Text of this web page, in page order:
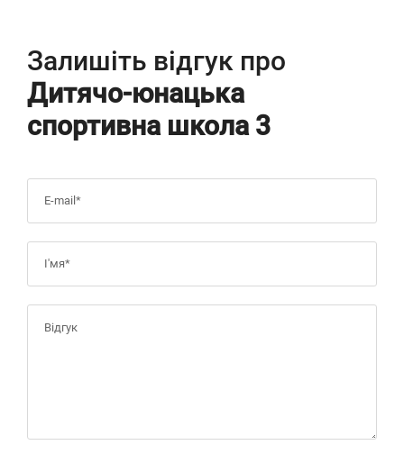
Залишіть відгук про
Дитячо-юнацька
спортивна школа 3